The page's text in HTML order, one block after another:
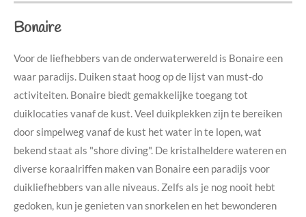
Bonaire
Voor de liefhebbers van de onderwaterwereld is Bonaire een
waar paradijs. Duiken staat hoog op de lijst van must-do
activiteiten. Bonaire biedt gemakkelijke toegang tot
duiklocaties vanaf de kust. Veel duikplekken zijn te bereiken
door simpelweg vanaf de kust het water in te lopen, wat
bekend staat als "shore diving". De kristalheldere wateren en
diverse koraalriffen maken van Bonaire een paradijs voor
duikliefhebbers van alle niveaus. Zelfs als je nog nooit hebt
gedoken, kun je genieten van snorkelen en het bewonderen